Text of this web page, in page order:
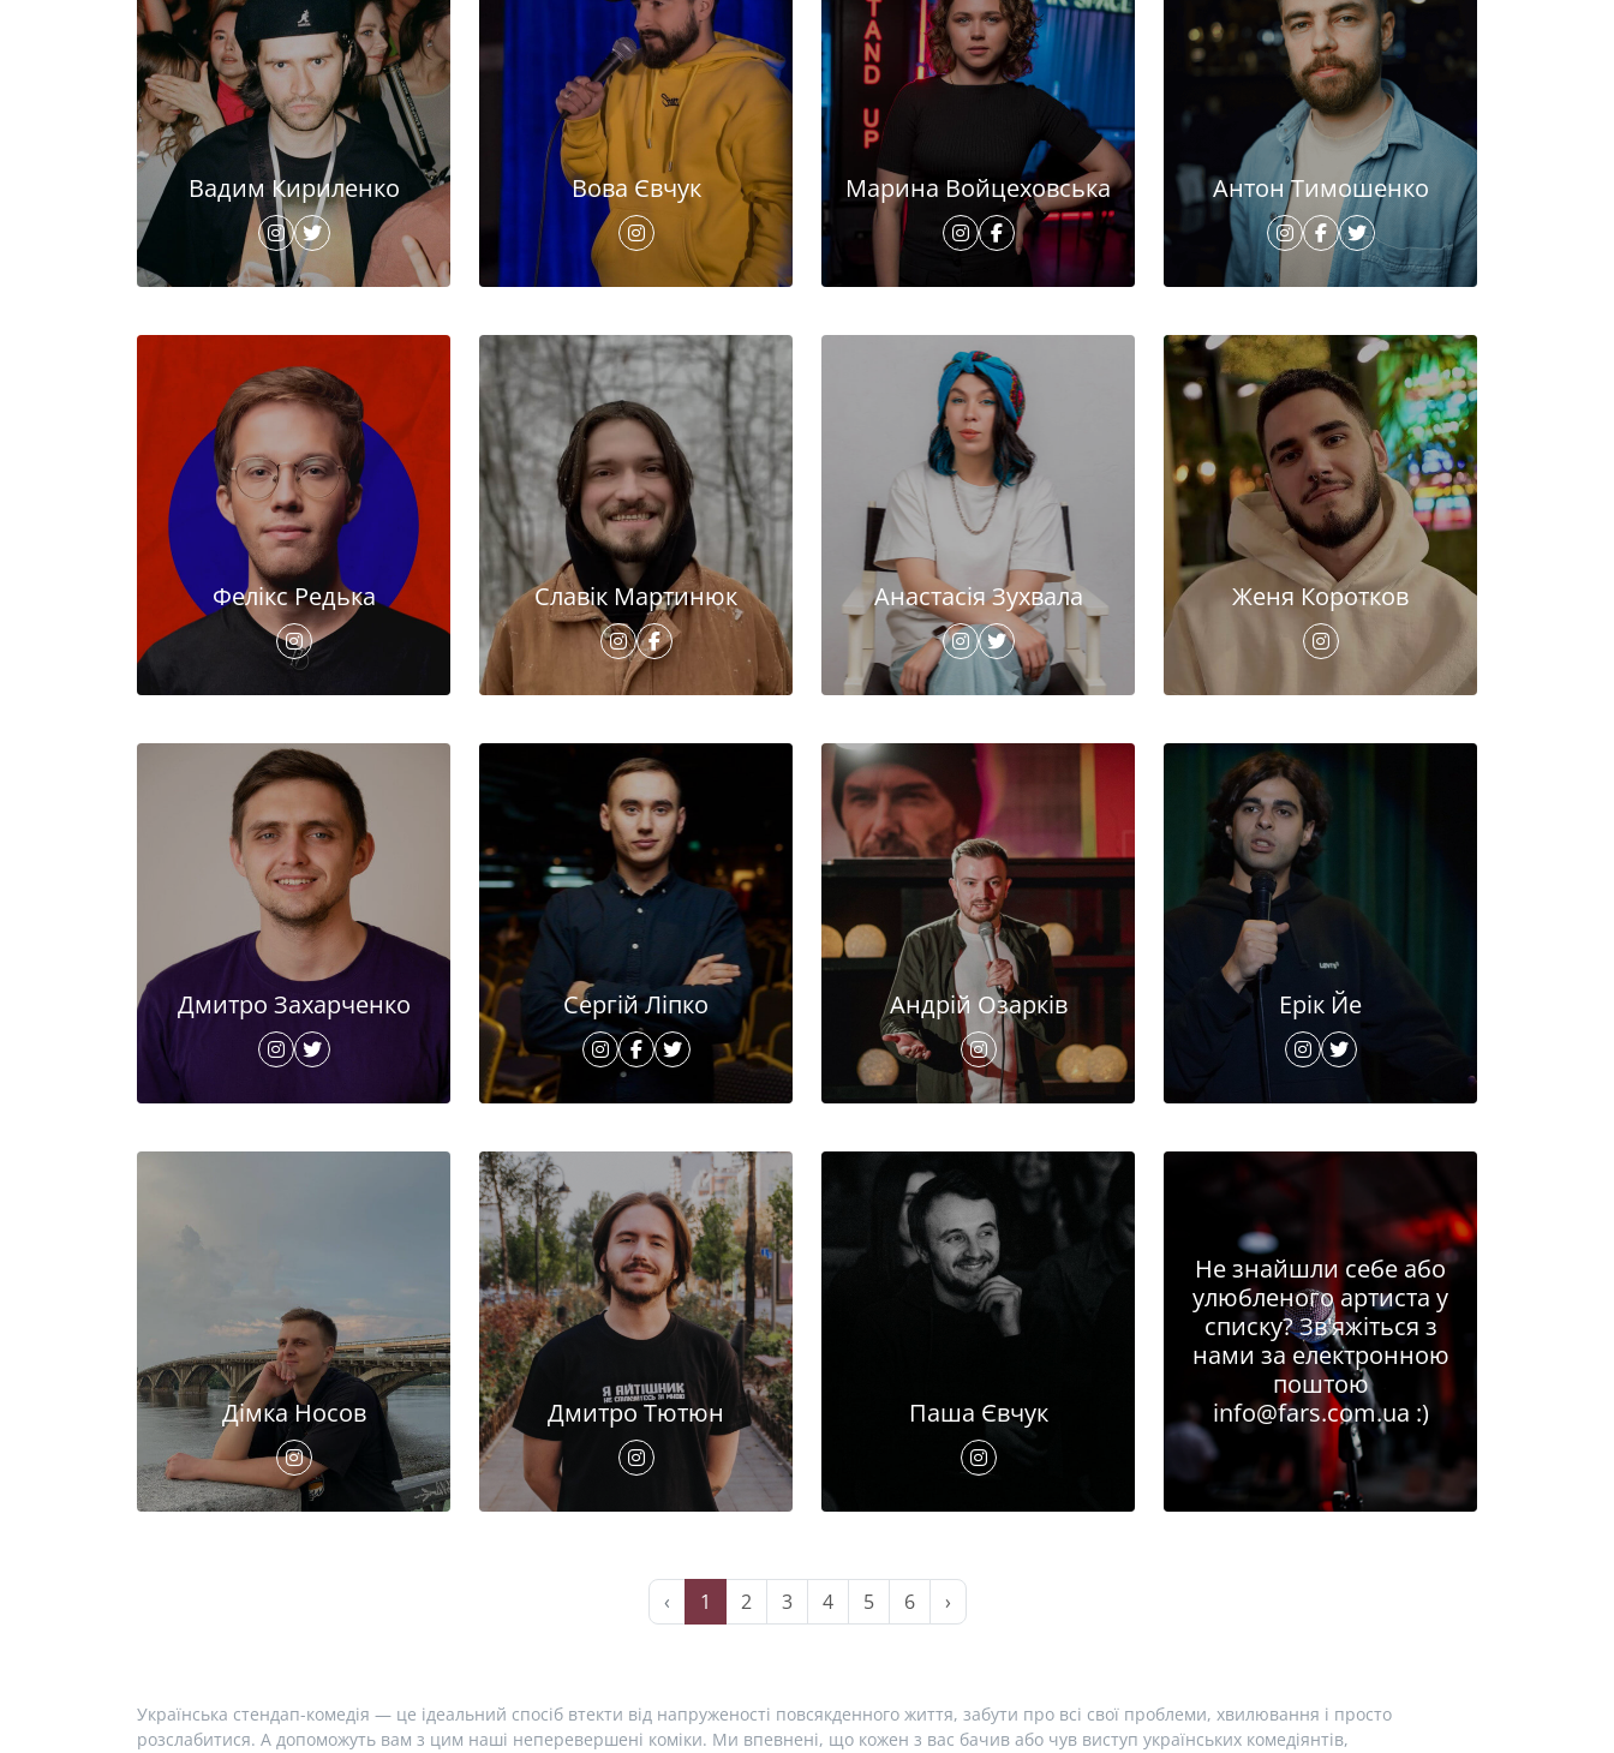
Вадим Кириленко Вова Євчук Марина Войцеховська Антон Тимошенко
Фелікс Редька Славік Мартинюк Анастасія Зухвала Женя Коротков
Дмитро Захарченко Сергій Ліпко Андрій Озарків Ерік Йе
Дімка Носов Дмитро Тютюн Паша Євчук
Не знайшли себе або
улюбленого артиста у
списку? Зв'яжіться з
нами за електронною
поштою
info@fars.com.ua :)
‹ 1 2 3 4 5 6 ›
Українська стендап-комедія — це ідеальний спосіб втекти від напруженості повсякденного життя, забути про всі свої проблеми, хвилювання і просто
розслабитися. А допоможуть вам з цим наші неперевершені коміки. Ми впевнені, що кожен з вас бачив або чув виступ українських комедіянтів,